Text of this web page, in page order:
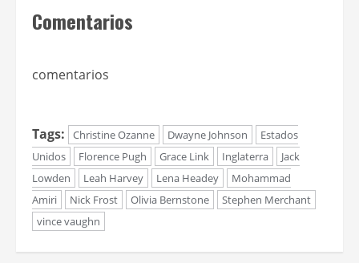
Comentarios
comentarios
Tags: Christine Ozanne Dwayne Johnson
Estados
Unidos
Florence Pugh Grace Link Inglaterra
Jack
Lowden
Leah Harvey Lena Headey
Mohammad
Amiri
Nick Frost Olivia Bernstone
Stephen Merchant
vince vaughn